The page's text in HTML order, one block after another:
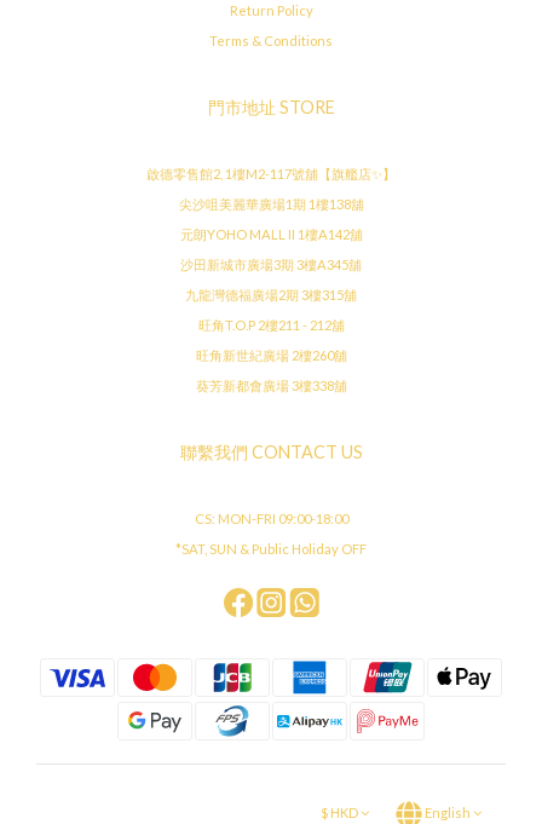
Return Policy
Terms & Conditions
門市地址 STORE
啟德零售館2, 1樓M2-117號舖【旗艦店✨】
尖沙咀美麗華廣場1期 1樓138舖
元朗YOHO MALL II 1樓A142舖
沙田新城市廣場3期 3樓A345舖
九龍灣德福廣場2期 3樓315舖
旺角T.O.P 2樓211 - 212舖
旺角新世紀廣場 2樓260舖
葵芳新都會廣場 3樓338舖
聯繫我們 CONTACT US
CS: MON-FRI 09:00-18:00
*SAT, SUN & Public Holiday OFF
$ HKD English